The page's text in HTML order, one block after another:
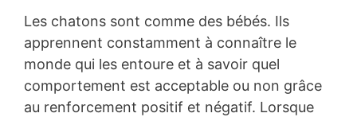
Les chatons sont comme des bébés. Ils
apprennent constamment à connaître le
monde qui les entoure et à savoir quel
comportement est acceptable ou non grâce
au renforcement positif et négatif. Lorsque